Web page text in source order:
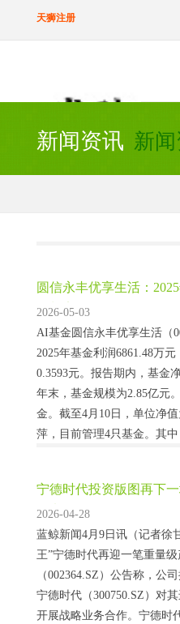
天狮注册
新闻资讯 新
圆信永丰优享生活：
增长率35.3%
2026-05-03
AI基金圆信永丰优享生活（
2025年基金利润6861.48万
0.3593元。报告期内，基金
年末，基金规模为2.85亿元
金。截至4月10日，单位净
萍，目前管理4只基金。其
宁德时代投资版图再下
恒电气母公司
2026-04-28
蓝鲸新闻4月9日讯（记者徐
王”宁德时代再迎一笔重量
（002364.SZ）公告称，公
宁德时代（300750.SZ）对
开展战略业务合作。宁德时